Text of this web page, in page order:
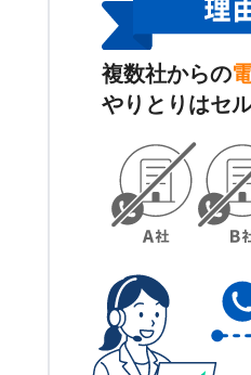
複数社からの
やりとりはセ